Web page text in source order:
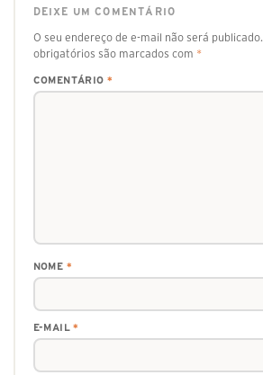
DEIXE UM COMENTÁRIO
O seu endereço de e-mail não será publicado.
obrigatórios são marcados com *
COMENTÁRIO *
NOME *
E-MAIL*